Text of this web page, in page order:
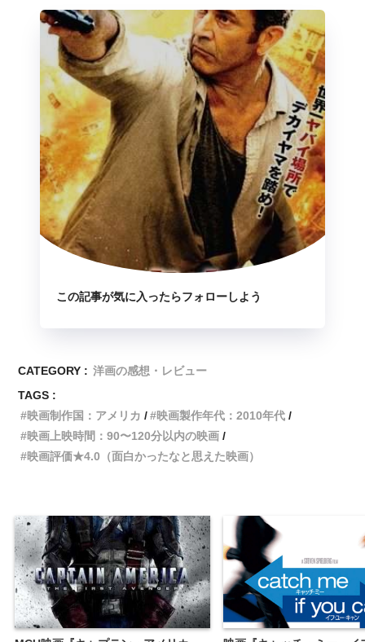
この記事が気に入ったらフォローしよう
CATEGORY : 洋画の感想・レビュー
TAGS :
映画制作国：アメリカ
映画製作年代：2010年代
映画上映時間：90〜120分以内の映画
映画評価★4.0（面白かったなと思えた映画）